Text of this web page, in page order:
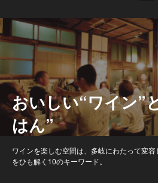
おいしい“ワイン”
はん”
ワインを楽しむ空間は、多岐にわたって変
をひも解く10のキーワード。